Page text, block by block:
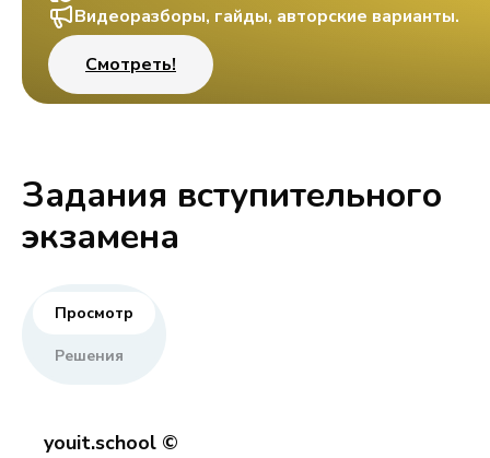
Видеоразборы, гайды, авторские варианты.
Смотреть!
Задания вступительного
экзамена
Просмотр
Решения
youit.school ©